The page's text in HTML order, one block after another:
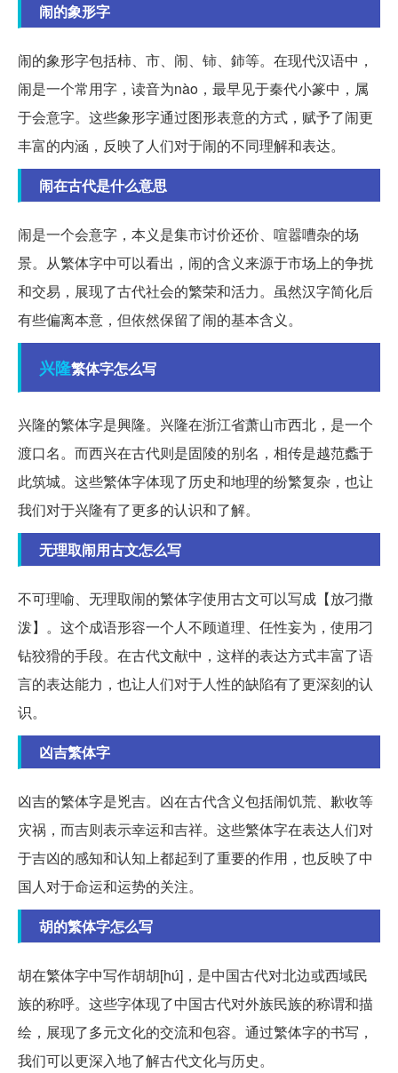
闹的象形字
闹的象形字包括柿、市、闹、铈、鈰等。在现代汉语中，
闹是一个常用字，读音为nào，最早见于秦代小篆中，属
于会意字。这些象形字通过图形表意的方式，赋予了闹更
丰富的内涵，反映了人们对于闹的不同理解和表达。
闹在古代是什么意思
闹是一个会意字，本义是集市讨价还价、喧嚣嘈杂的场
景。从繁体字中可以看出，闹的含义来源于市场上的争扰
和交易，展现了古代社会的繁荣和活力。虽然汉字简化后
有些偏离本意，但依然保留了闹的基本含义。
兴隆繁体字怎么写
兴隆的繁体字是興隆。兴隆在浙江省萧山市西北，是一个
渡口名。而西兴在古代则是固陵的别名，相传是越范蠡于
此筑城。这些繁体字体现了历史和地理的纷繁复杂，也让
我们对于兴隆有了更多的认识和了解。
无理取闹用古文怎么写
不可理喻、无理取闹的繁体字使用古文可以写成【放刁撒
泼】。这个成语形容一个人不顾道理、任性妄为，使用刁
钻狡猾的手段。在古代文献中，这样的表达方式丰富了语
言的表达能力，也让人们对于人性的缺陷有了更深刻的认
识。
凶吉繁体字
凶吉的繁体字是兇吉。凶在古代含义包括闹饥荒、歉收等
灾祸，而吉则表示幸运和吉祥。这些繁体字在表达人们对
于吉凶的感知和认知上都起到了重要的作用，也反映了中
国人对于命运和运势的关注。
胡的繁体字怎么写
胡在繁体字中写作胡胡[hú]，是中国古代对北边或西域民
族的称呼。这些字体现了中国古代对外族民族的称谓和描
绘，展现了多元文化的交流和包容。通过繁体字的书写，
我们可以更深入地了解古代文化与历史。